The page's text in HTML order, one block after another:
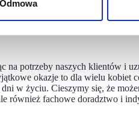
Odmowa
kolczyki, paski i eleganckie
na indywidualne podejście
typ urody i osobisty styl, dbając
na potrzeby naszych klientów i
okazje to dla wielu kobiet
w życiu. Cieszymy się, że
również fachowe doradztwo i